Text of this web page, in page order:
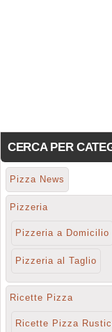
CERCA PER
Pizza News
Pizzeria
Pizzeria a Domicilio
Pizzeria al Taglio
Ricette Pizza
Ricette Pizza